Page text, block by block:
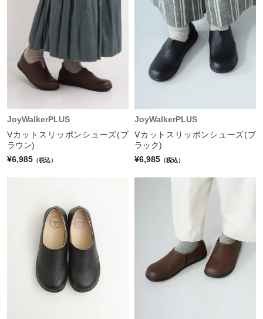
JoyWalkerPLUS
Vカットスリッポンシューズ(ブ
ラウン)
¥6,985 （税込）
JoyWalkerPLUS
Vカットスリッポンシューズ(ブ
ラック)
¥6,985 （税込）